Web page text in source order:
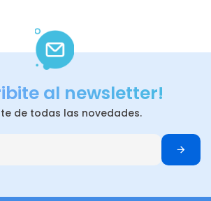
al newsletter!
de todas las novedades.